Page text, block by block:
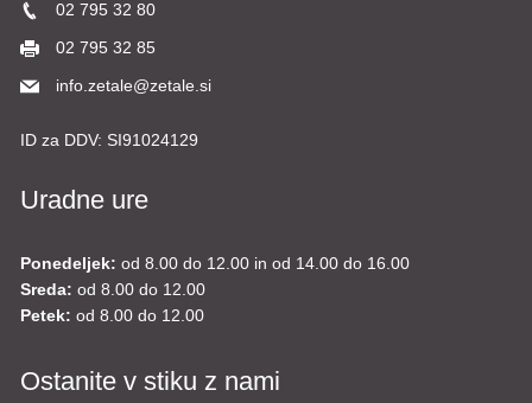
02 795 32 80
02 795 32 85
info.zetale@zetale.si
ID za DDV: SI91024129
Uradne ure
Ponedeljek: od 8.00 do 12.00 in od 14.00 do 16.00
Sreda: od 8.00 do 12.00
Petek: od 8.00 do 12.00
Ostanite v stiku z nami